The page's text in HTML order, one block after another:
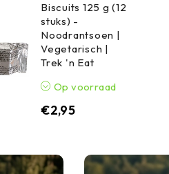
Biscuits 125 g (12
stuks) -
Noodrantsoen |
Vegetarisch |
Trek 'n Eat
Op voorraad
€2,95